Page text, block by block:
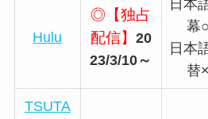
Hulu
◎【独占
配信】 20
23/3/10～
日本
幕○
日本
替×
TSUTA